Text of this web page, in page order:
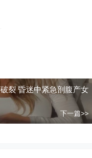
裂 昏迷中紧急剖腹产女
下一篇>>